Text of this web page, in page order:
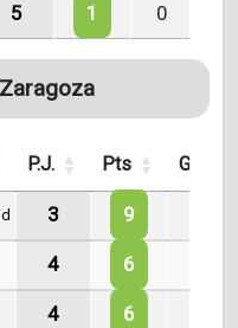
5 1 0
P.J. Pts G.
3 9
4 6
4 6